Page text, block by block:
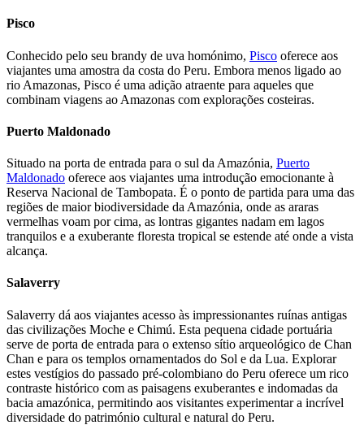
Pisco
Conhecido pelo seu brandy de uva homónimo, Pisco oferece aos
viajantes uma amostra da costa do Peru. Embora menos ligado ao
rio Amazonas, Pisco é uma adição atraente para aqueles que
combinam viagens ao Amazonas com explorações costeiras.
Puerto Maldonado
Situado na porta de entrada para o sul da Amazónia, Puerto
Maldonado oferece aos viajantes uma introdução emocionante à
Reserva Nacional de Tambopata. É o ponto de partida para uma das
regiões de maior biodiversidade da Amazónia, onde as araras
vermelhas voam por cima, as lontras gigantes nadam em lagos
tranquilos e a exuberante floresta tropical se estende até onde a vista
alcança.
Salaverry
Salaverry dá aos viajantes acesso às impressionantes ruínas antigas
das civilizações Moche e Chimú. Esta pequena cidade portuária
serve de porta de entrada para o extenso sítio arqueológico de Chan
Chan e para os templos ornamentados do Sol e da Lua. Explorar
estes vestígios do passado pré-colombiano do Peru oferece um rico
contraste histórico com as paisagens exuberantes e indomadas da
bacia amazónica, permitindo aos visitantes experimentar a incrível
diversidade do património cultural e natural do Peru.